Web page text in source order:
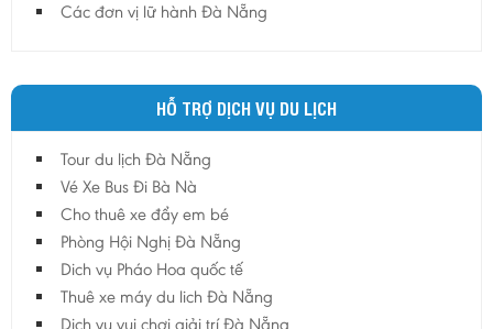
Các đơn vị lữ hành Đà Nẵng
HỖ TRỢ DỊCH VỤ DU LỊCH
Tour du lịch Đà Nẵng
Vé Xe Bus Đi Bà Nà
Cho thuê xe đẩy em bé
Phòng Hội Nghị Đà Nẵng
Dich vụ Pháo Hoa quốc tế
Thuê xe máy du lich Đà Nẵng
Dịch vụ vui chơi giải trí Đà Nẵng